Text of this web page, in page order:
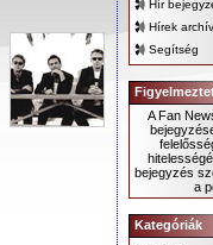
Hír
Hírek
Segítség
A Fan
bejegyzés
a
Kategóriák